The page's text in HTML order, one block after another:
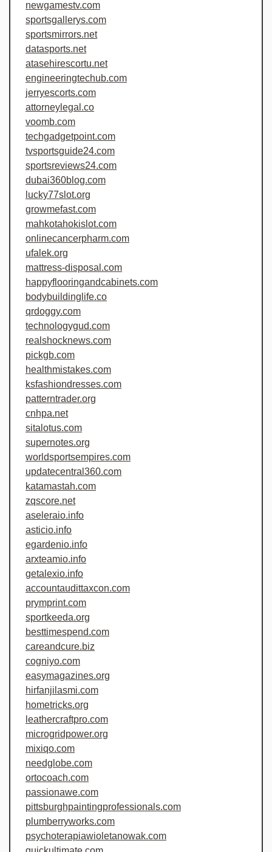
newgamestv.com
sportsgallerys.com
sportsmirrors.net
datasports.net
atasehirescortu.net
engineeringtechub.com
jerryescorts.com
attorneylegal.co
voomb.com
techgadgetpoint.com
tvsportsguide24.com
sportsreviews24.com
dubai360blog.com
lucky77slot.org
growmefast.com
mahkotahokislot.com
onlinecancerpharm.com
ufalek.org
mattress-disposal.com
happyflooringandcabinets.com
bodybuildinglife.co
qrdoggy.com
technologygud.com
realshocknews.com
pickgb.com
healthmistakes.com
ksfashiondresses.com
patterntrader.org
cnhpa.net
sitalotus.com
supernotes.org
worldsportsempires.com
updatecentral360.com
katamastah.com
zqscore.net
aseleraio.info
asticio.info
egardenio.info
arxteamio.info
getalexio.info
accountaudittaxcon.com
prymprint.com
sportkeeda.org
besttimespend.com
careandcure.biz
cogniyo.com
easymagazines.org
hirfanjilasmi.com
hometricks.org
leathercraftpro.com
microgridpower.org
mixiqo.com
needglobe.com
ortocoach.com
passionawe.com
pittsburghpaintingprofessionals.com
plumberryworks.com
psychoterapiawioletanowak.com